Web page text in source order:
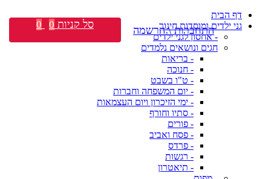
דף הבית
גני ילדים ומוסדות חינוך
- אחסון לגני ילדים
חגים ונושאים נלמדים
- בריאות
- חנוכה
- ט"ו בשבט
- יום המשפחה וחברות
- ימי הזיכרון ויום העצמאות
- סתיו וחורף
- פורים
- פסח ואביב
- פרדס
- רגשות
- תיאטרון
התחברות \ הרשמה סל קניות 0
0